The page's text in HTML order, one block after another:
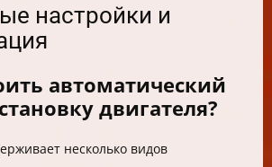
настройки и
автоматический
двигателя?
несколько видов